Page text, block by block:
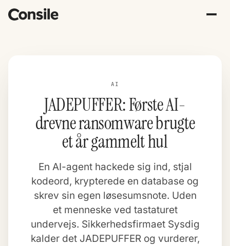
AI
JADEPUFFER: Første AI-
drevne ransomware brugte
et år gammelt hul
En AI-agent hackede sig ind, stjal
kodeord, krypterede en database og
skrev sin egen løsesumsnote. Uden
et menneske ved tastaturet
undervejs. Sikkerhedsfirmaet Sysdig
kalder det JADEPUFFER og vurderer,